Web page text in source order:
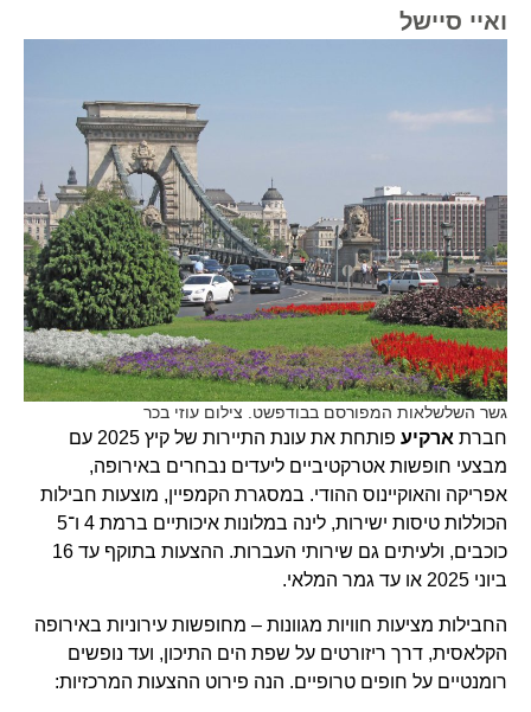
ואיי סיישל
גשר השלשלאות המפורסם בבודפשט. צילום עוזי בכר
חברתארקיע
פותחת את עונת התיירות של קיץ 2025 עם
מבצעי חופשות אטרקטיביים ליעדים נבחרים באירופה,
אפריקה והאוקיינוס ההודי. במסגרת הקמפיין, מוצעות חבילות
הכוללות טיסות ישירות, לינה במלונות איכותיים ברמת 4 ו־5
כוכבים, ולעיתים גם שירותי העברות. ההצעות בתוקף עד 16
ביוני 2025 או עד גמר המלאי.
החבילות מציעות חוויות מגוונות – מחופשות עירוניות באירופה
הקלאסית, דרך ריזורטים על שפת הים התיכון, ועד נופשים
רומנטיים על חופים טרופיים. הנה פירוט ההצעות המרכזיות: